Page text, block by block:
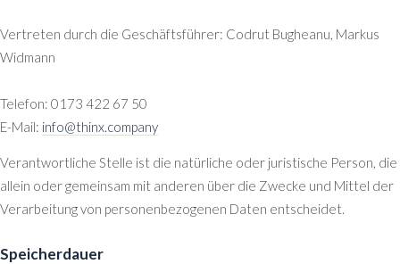
Vertreten durch die Geschäftsführer: Codrut Bugheanu, Markus
Widmann
Telefon: 0173 422 67 50
E-Mail: info@thinx.company
Verantwortliche Stelle ist die natürliche oder juristische Person, die
allein oder gemeinsam mit anderen über die Zwecke und Mittel der
Verarbeitung von personenbezogenen Daten entscheidet.
Speicherdauer